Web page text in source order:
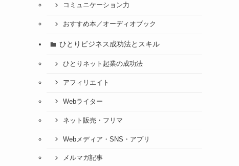
コミュニケーション力
おすすめ本／オーディオブック
ひとりビジネス成功法とスキル
ひとりネット起業の成功法
アフィリエイト
Webライター
ネット販売・フリマ
Webメディア・SNS・アプリ
メルマガ記事